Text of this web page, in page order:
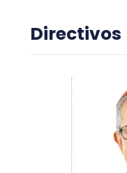
Directivos